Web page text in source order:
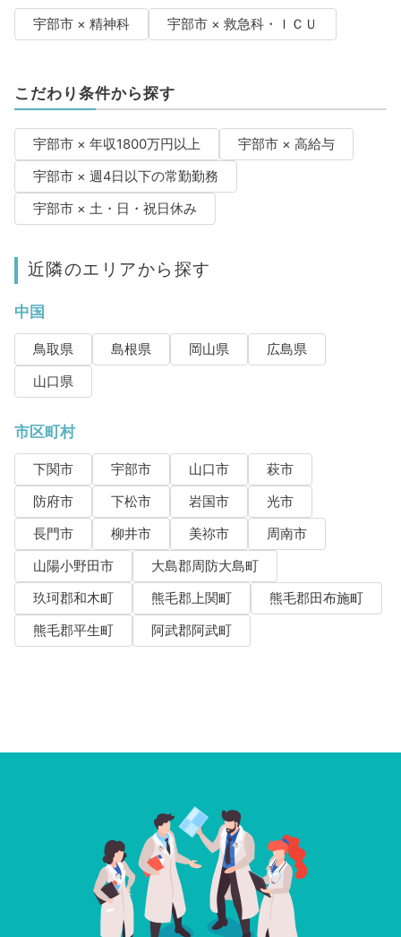
宇部市 × 精神科 宇部市 × 救急科・ＩＣＵ
こだわり条件から探す
宇部市 × 年収1800万円以上
宇部市 × 高給与
宇部市 × 週4日以下の常勤勤務
宇部市 × 土・日・祝日休み
近隣のエリアから探す
中国
鳥取県 島根県 岡山県
広島県
山口県
市区町村
下関市 宇部市 山口市
萩市
防府市
下松市 岩国市
光市
長門市
柳井市 美祢市
周南市
山陽小野田市
大島郡周防大島町
玖珂郡和木町
熊毛郡上関町
熊毛郡田布施町
熊毛郡平生町
阿武郡阿武町